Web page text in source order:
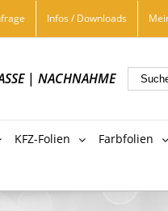
Infos / Downloads
| NACHNAHME
KFZ-Folien Farbfolien